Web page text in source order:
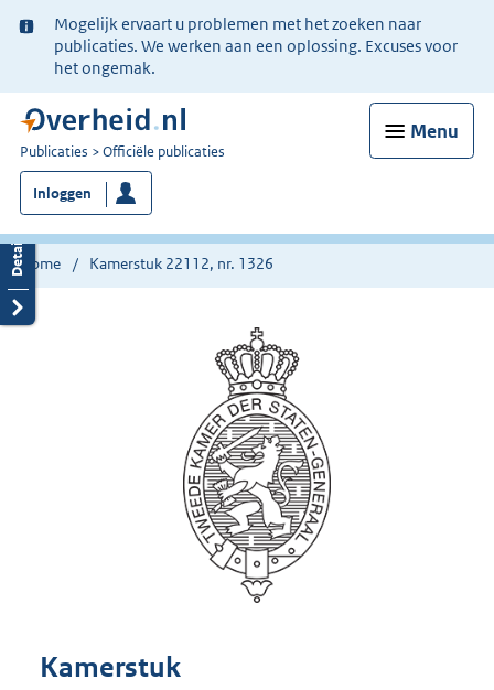
Ter
informatie:
Mogelijk ervaart u problemen met het zoeken naar
publicaties. We werken aan een oplossing. Excuses voor
het ongemak.
Menu
U
bent
nu
hier:
Publicaties Officiële publicaties
Inloggen
Home Kamerstuk 22112, nr. 1326
Kamerstuk